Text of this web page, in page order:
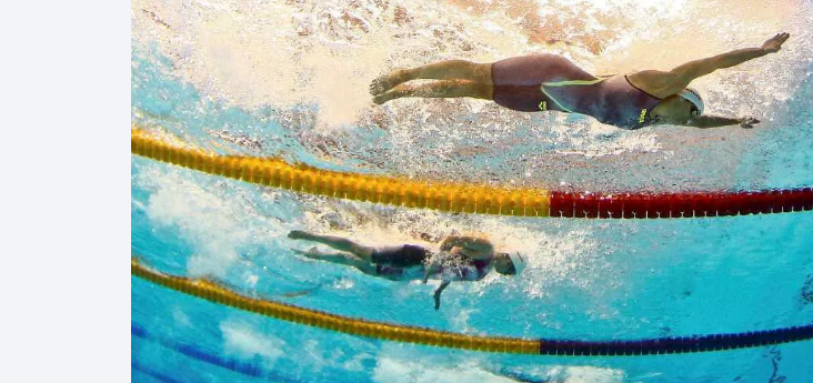
Curling
Dostihy
Florbal
Futsal
Golf
Gymnastika
Moderní pětiboj
Motorsport
Olympijské hry
Parasport
Plavání
Plážový volejbal